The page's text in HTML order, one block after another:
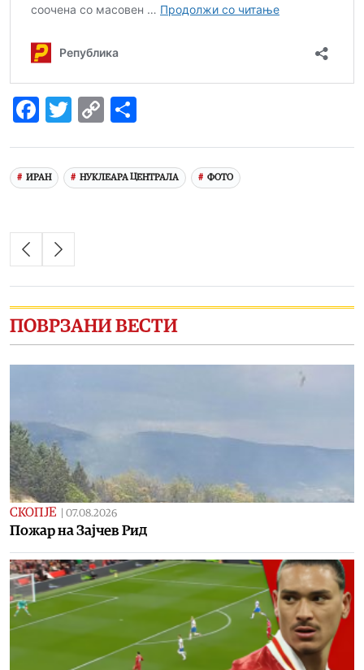
Facebook
Twitter
Copy
ИРАН НУКЛЕАРА ЦЕНТРАЛА ФОТО
ПОВРЗАНИ ВЕСТИ
СКОПЈЕ | 07.08.2026
Пожар на Зајчев Рид